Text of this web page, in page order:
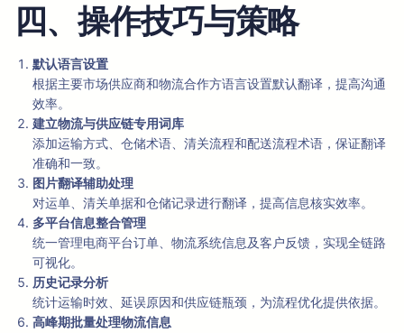
四、操作技巧与策略
默认语言设置
根据主要市场供应商和物流合作方语言设置默认翻译，提高沟通
效率。
建立物流与供应链专用词库
添加运输方式、仓储术语、清关流程和配送流程术语，保证翻译
准确和一致。
图片翻译辅助处理
对运单、清关单据和仓储记录进行翻译，提高信息核实效率。
多平台信息整合管理
统一管理电商平台订单、物流系统信息及客户反馈，实现全链路
可视化。
历史记录分析
统计运输时效、延误原因和供应链瓶颈，为流程优化提供依据。
高峰期批量处理物流信息